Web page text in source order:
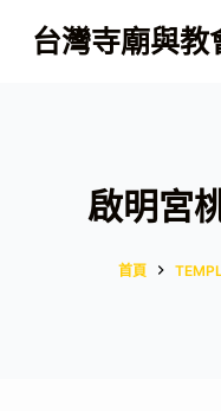
跳
至
台灣寺廟與教
啟明宮
首頁